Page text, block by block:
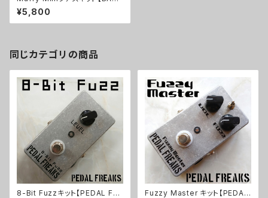
C KIT】
¥5,800
同じカテゴリの商品
8-Bit Fuzzキット【PEDAL FRE
Fuzzy Master キット【PEDAL